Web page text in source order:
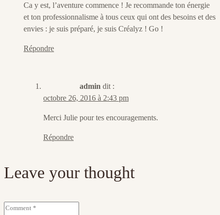
Ca y est, l’aventure commence ! Je recommande ton énergie
et ton professionnalisme à tous ceux qui ont des besoins et des
envies : je suis préparé, je suis Créalyz ! Go !
Répondre
admin dit :
octobre 26, 2016 à 2:43 pm
Merci Julie pour tes encouragements.
Répondre
Leave your thought